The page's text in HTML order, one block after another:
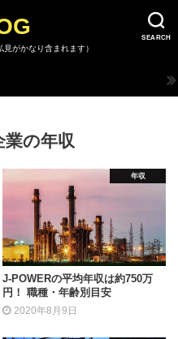
SEARCH
がかなり含まれます）
業の年収
年収
J-POWERの平均年収は約750万
円！ 職種・年齢別目安
2020年8月9日